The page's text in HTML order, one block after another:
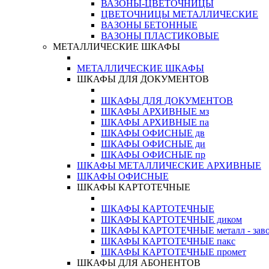
ВАЗОНЫ-ЦВЕТОЧНИЦЫ
ЦВЕТОЧНИЦЫ МЕТАЛЛИЧЕСКИЕ
ВАЗОНЫ БЕТОННЫЕ
ВАЗОНЫ ПЛАСТИКОВЫЕ
МЕТАЛЛИЧЕСКИЕ ШКАФЫ
МЕТАЛЛИЧЕСКИЕ ШКАФЫ
ШКАФЫ ДЛЯ ДОКУМЕНТОВ
ШКАФЫ ДЛЯ ДОКУМЕНТОВ
ШКАФЫ АРХИВНЫЕ мз
ШКАФЫ АРХИВНЫЕ па
ШКАФЫ ОФИСНЫЕ дв
ШКАФЫ ОФИСНЫЕ ди
ШКАФЫ ОФИСНЫЕ пр
ШКАФЫ МЕТАЛЛИЧЕСКИЕ АРХИВНЫЕ
ШКАФЫ ОФИСНЫЕ
ШКАФЫ КАРТОТЕЧНЫЕ
ШКАФЫ КАРТОТЕЧНЫЕ
ШКАФЫ КАРТОТЕЧНЫЕ диком
ШКАФЫ КАРТОТЕЧНЫЕ металл -
ШКАФЫ КАРТОТЕЧНЫЕ пакс
ШКАФЫ КАРТОТЕЧНЫЕ промет
ШКАФЫ ДЛЯ АБОНЕНТОВ